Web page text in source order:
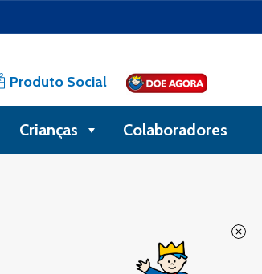
Produto Social
Crianças Colaboradores